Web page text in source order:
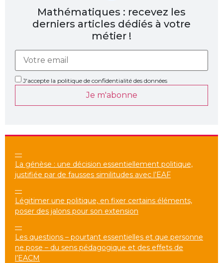
Mathématiques : recevez les
derniers articles dédiés à votre
métier !
J'accepte la politique de confidentialité des données
Je m'abonne
—
La génèse : une décision essentiellement politique,
justifiée par de fausses similitudes avec l’EAF
—
Légitimer une politique, en fixer certains éléments,
poser des jalons pour son extension
—
Les questions – pourtant essentielles et que personne
ne pose – du sens pédagogique et des effets de
l’EACM